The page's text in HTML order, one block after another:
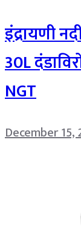
इंद्रायणी
30L
NGT
December 15,